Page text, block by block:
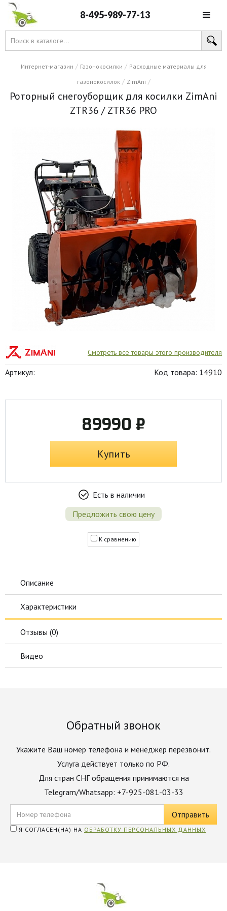
8-495-989-77-13
Интернет-магазин / Газонокосилки / Расходные материалы для
газонокосилок / ZimAni /
Роторный снегоуборщик для косилки ZimAni
ZTR36 / ZTR36 PRO
Смотреть все товары этого производителя
Артикул: Код товара: 14910
89990 ₽
Купить
Есть в наличии
Предложить свою цену
К сравнению
Описание
Характеристики
Отзывы (0)
Видео
Обратный звонок
Укажите Ваш номер телефона и менеджер перезвонит.
Услуга действует только по РФ.
Для стран СНГ обращения принимаются на
Telegram/Whatsapp: +7-925-081-03-33
Я СОГЛАСЕН(НА) НА ОБРАБОТКУ ПЕРСОНАЛЬНЫХ ДАННЫХ